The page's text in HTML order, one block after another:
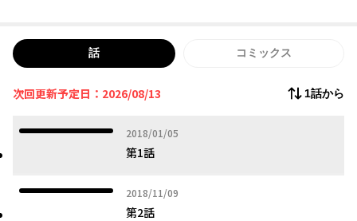
話 コミックス
次回更新予定日：2026/08/13 1話から
2018/01/05
2018年01月05日
第1話
2018/11/09
2018年11月09日
第2話